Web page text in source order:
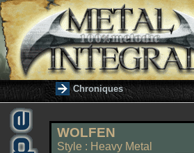
Chroniques
WOLFEN
Style : Heavy Metal